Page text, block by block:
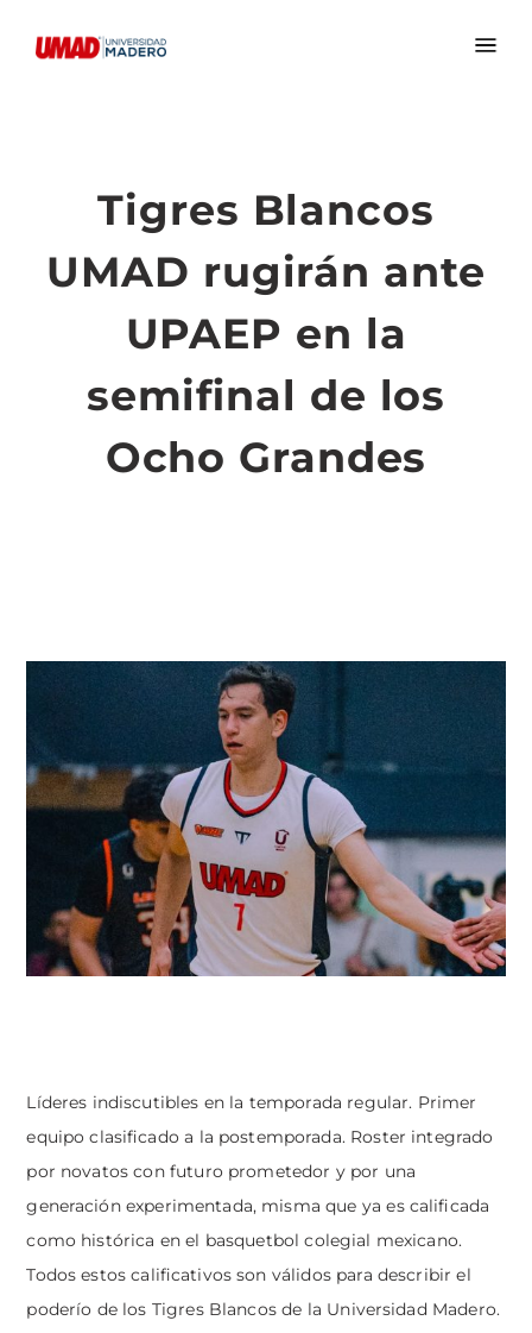
Tigres Blancos
UMAD rugirán ante
UPAEP en la
semifinal de los
Ocho Grandes
Líderes indiscutibles en la temporada regular. Primer
equipo clasificado a la postemporada. Roster integrado
por novatos con futuro prometedor y por una
generación experimentada, misma que ya es calificada
como histórica en el basquetbol colegial mexicano.
Todos estos calificativos son válidos para describir el
poderío de los Tigres Blancos de la Universidad Madero.